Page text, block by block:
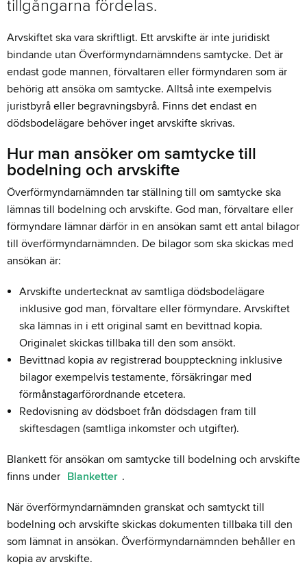
tillgångarna fördelas.
Arvskiftet ska vara skriftligt. Ett arvskifte är inte juridiskt
bindande utan Överförmyndarnämndens samtycke. Det är
endast gode mannen, förvaltaren eller förmyndaren som är
behörig att ansöka om samtycke. Alltså inte exempelvis
juristbyrå eller begravningsbyrå. Finns det endast en
dödsbodelägare behöver inget arvskifte skrivas.
Hur man ansöker om samtycke till
bodelning och arvskifte
Överförmyndarnämnden tar ställning till om samtycke ska
lämnas till bodelning och arvskifte. God man, förvaltare eller
förmyndare lämnar därför in en ansökan samt ett antal bilagor
till överförmyndarnämnden. De bilagor som ska skickas med
ansökan är:
Arvskifte undertecknat av samtliga dödsbodelägare
inklusive god man, förvaltare eller förmyndare. Arvskiftet
ska lämnas in i ett original samt en bevittnad kopia.
Originalet skickas tillbaka till den som ansökt.
Bevittnad kopia av registrerad bouppteckning inklusive
bilagor exempelvis testamente, försäkringar med
förmånstagarförordnande etcetera.
Redovisning av dödsboet från dödsdagen fram till
skiftesdagen (samtliga inkomster och utgifter).
Blankett för ansökan om samtycke till bodelning och arvskifte
finns under Blanketter .
När överförmyndarnämnden granskat och samtyckt till
bodelning och arvskifte skickas dokumenten tillbaka till den
som lämnat in ansökan. Överförmyndarnämnden behåller en
kopia av arvskifte.